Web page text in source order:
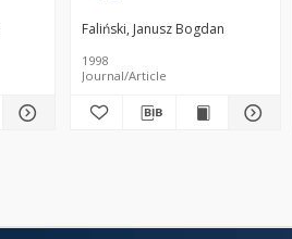
Faliński, Janusz Bogdan
1998
Journal/Article